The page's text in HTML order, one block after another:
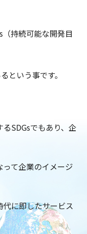
持続可能な開発目
という事です。
SDGsでもあり、企
て企業のイメージ
に即したサービス